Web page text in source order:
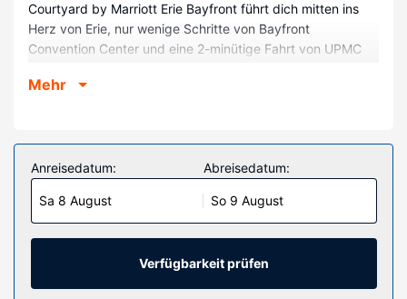
Courtyard by Marriott Erie Bayfront führt dich mitten ins
Herz von Erie, nur wenige Schritte von Bayfront
Convention Center und eine 2-minütige Fahrt von UPMC
km von Erie Insurance Arena und 1,9 km von UPMC Park
Buche einen Aufenthalt in einem der 192 Zimmer mit LCD-
Fernseher. Dein Bett bietet Daunenbettdecken und
hochwertige Bettwaren. Ein WLAN-Internetzugang
(kostenlos) ist ebenso verfügbar wie Satellitenempfang. Es
gibt eigene Badezimmer, die über Haartrockner und
Zahnbürsten und Zahnpasta verfügen.
Ausstattung der Anlage
Mehr
Anreisedatum:
Sa 8 August
Abreisedatum:
So 9 August
Verfügbarkeit prüfen